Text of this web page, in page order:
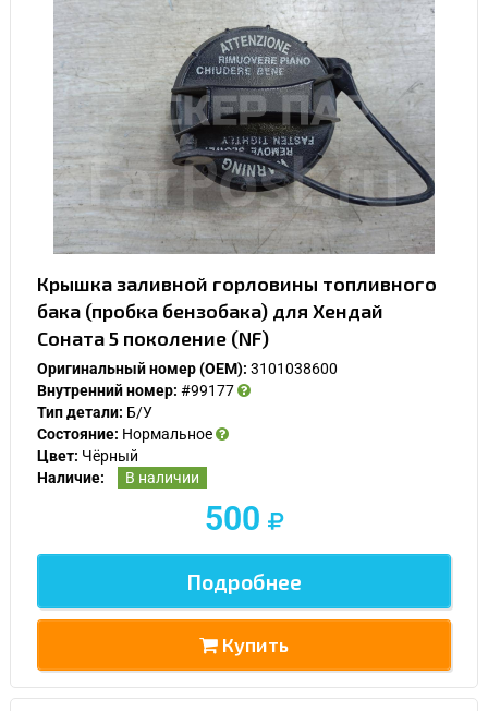
Крышка заливной горловины топливного
бака (пробка бензобака) для Хендай
Соната 5 поколение (NF)
Оригинальный номер (OEM): 3101038600
Внутренний номер: #99177
Тип детали: Б/У
Состояние: Нормальное
Цвет: Чёрный
Наличие:
В наличии
500
Подробнее
Купить